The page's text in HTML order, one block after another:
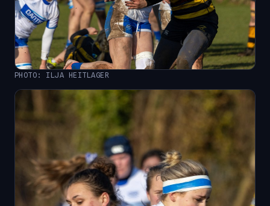
PHOTO: ILJA HEITLAGER